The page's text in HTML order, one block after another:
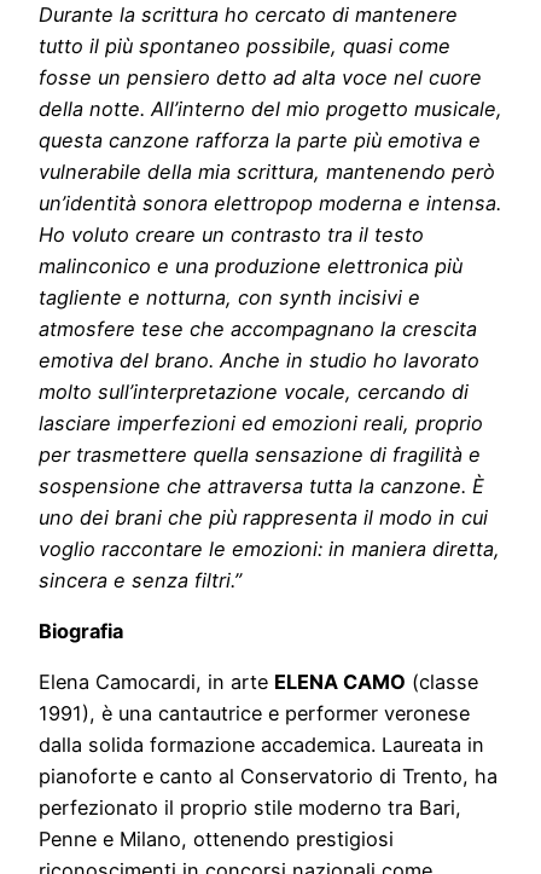
Durante la scrittura ho cercato di mantenere
tutto il più spontaneo possibile, quasi come
fosse un pensiero detto ad alta voce nel cuore
della notte. All’interno del mio progetto musicale,
questa canzone rafforza la parte più emotiva e
vulnerabile della mia scrittura, mantenendo però
un’identità sonora elettropop moderna e intensa.
Ho voluto creare un contrasto tra il testo
malinconico e una produzione elettronica più
tagliente e notturna, con synth incisivi e
atmosfere tese che accompagnano la crescita
emotiva del brano. Anche in studio ho lavorato
molto sull’interpretazione vocale, cercando di
lasciare imperfezioni ed emozioni reali, proprio
per trasmettere quella sensazione di fragilità e
sospensione che attraversa tutta la canzone. È
uno dei brani che più rappresenta il modo in cui
voglio raccontare le emozioni: in maniera diretta,
sincera e senza filtri.”
Biografia
Elena Camocardi, in arte ELENA CAMO (classe
1991), è una cantautrice e performer veronese
dalla solida formazione accademica. Laureata in
pianoforte e canto al Conservatorio di Trento, ha
perfezionato il proprio stile moderno tra Bari,
Penne e Milano, ottenendo prestigiosi